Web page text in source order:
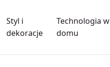
Styl i
dekoracje
Technologia w
domu